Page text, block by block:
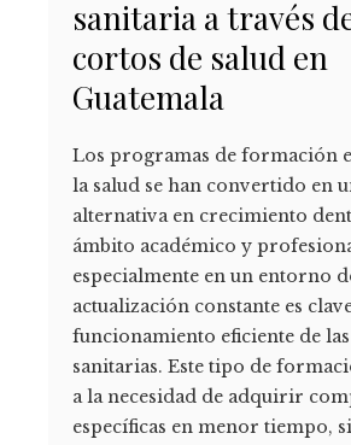
sanitaria a través
cortos de salud en
Guatemala
Los programas de formación
la salud se han convertido en
alternativa en crecimiento
ámbito académico y
especialmente en un entorno
actualización constante es
funcionamiento eficiente de
sanitarias. Este tipo de
a la necesidad de adquirir
específicas en menor tiempo,